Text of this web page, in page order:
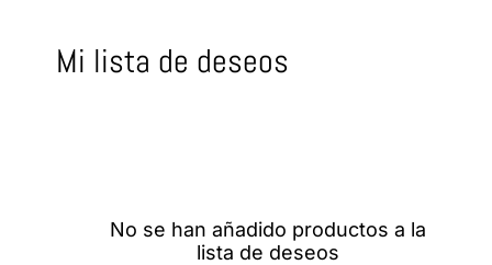
Mi lista de deseos
No se han añadido productos a la
lista de deseos